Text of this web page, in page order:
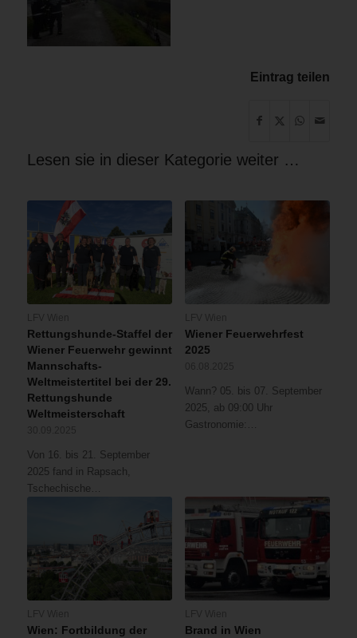
Eintrag teilen
Lesen sie in dieser Kategorie weiter …
Rettungshunde-Staffel der
Wiener Feuerwehr gewinnt
Mannschafts-
Weltmeistertitel bei der 29.
Rettungshunde
Weltmeisterschaft
Von 16. bis 21. September
2025 fand in Rapsach,
Tschechische…
Wiener Feuerwehrfest
2025
Wann? 05. bis 07. September
2025, ab 09:00 Uhr
Gastronomie:…
Wien: Fortbildung der
Brand in Wien